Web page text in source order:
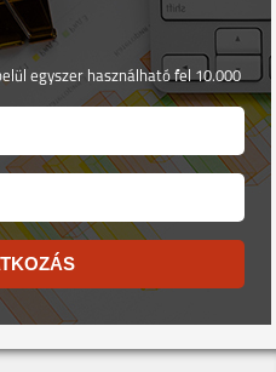
egyszer használható fel 10.000